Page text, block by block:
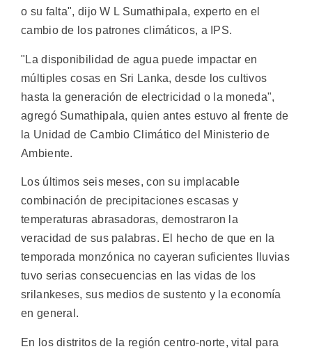
o su falta", dijo W L Sumathipala, experto en el
cambio de los patrones climáticos, a IPS.
"La disponibilidad de agua puede impactar en
múltiples cosas en Sri Lanka, desde los cultivos
hasta la generación de electricidad o la moneda",
agregó Sumathipala, quien antes estuvo al frente de
la Unidad de Cambio Climático del Ministerio de
Ambiente.
Los últimos seis meses, con su implacable
combinación de precipitaciones escasas y
temperaturas abrasadoras, demostraron la
veracidad de sus palabras. El hecho de que en la
temporada monzónica no cayeran suficientes lluvias
tuvo serias consecuencias en las vidas de los
srilankeses, sus medios de sustento y la economía
en general.
En los distritos de la región centro-norte, vital para